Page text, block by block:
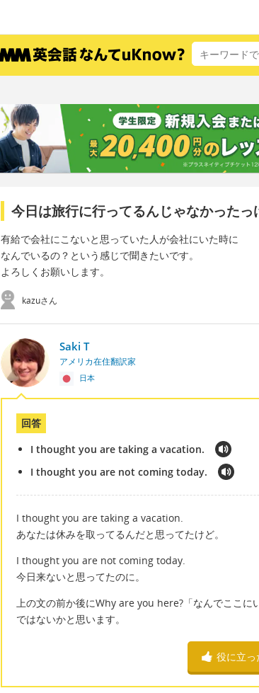
今日は旅行に行ってるんじゃなかった
有給で会社にこないと思っていた人が会社にいた時に
なんでいるの？という感じで聞きたいです。
よろしくお願いします。
kazuさん
Saki T
アメリカ在住翻訳家
日本
回答
I thought you are taking a vacation.
I thought you are not coming today.
I thought you are taking a vacation.
あなたは休みを取ってるんだと思ってたけど。
I thought you are not coming today.
今日来ないと思ってたのに。
上の文の前か後にWhy are you here?「なんでここに
ではないかと思います。
役に立っ